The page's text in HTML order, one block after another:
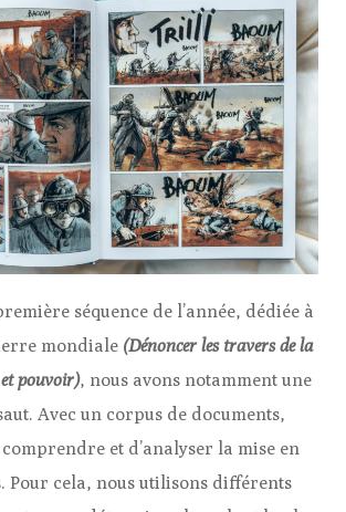
séquence de l’année, dédiée à
mondiale (Dénoncer les travers de la
pouvoir), nous avons notamment une
Avec un corpus de documents,
comprendre et d’analyser la mise en
Pour cela, nous utilisons différents